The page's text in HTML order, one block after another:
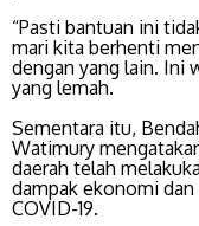
“Pasti bantuan ini
mari kita berhenti
dengan yang lain. Ini
yang lemah.
Sementara itu,
Watimury
daerah telah
dampak ekonomi
COVID-19.